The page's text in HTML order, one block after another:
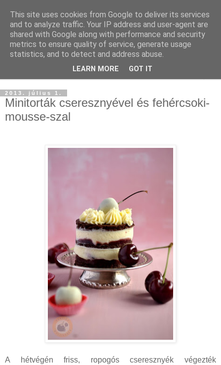
2013. július 1.
Minitorták cseresznyével és fehércsoki-
mousse-szal
A hétvégén friss, ropogós cseresznyék végezték
This site uses cookies from Google to deliver its services
and to analyze traffic. Your IP address and user-agent are
shared with Google along with performance and security
metrics to ensure quality of service, generate usage
statistics, and to detect and address abuse.
LEARN MORE GOT IT